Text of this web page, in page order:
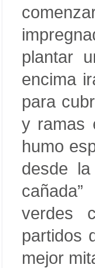
plantar
encima
para
y ramas
humo
desde
verdes
partidos
mejor